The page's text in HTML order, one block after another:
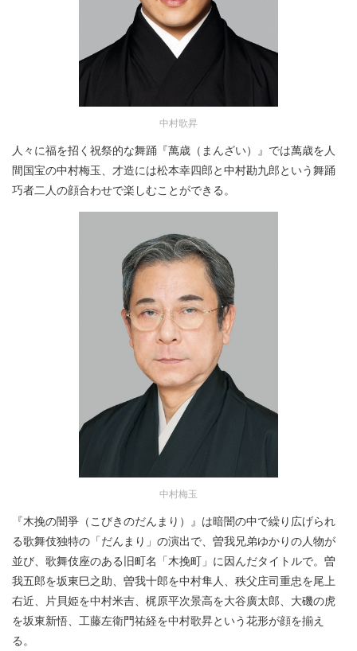
中村歌昇
人々に福を招く祝祭的な舞踊『萬歳（まんざい）』では萬歳を人
間国宝の中村梅玉、才造には松本幸四郎と中村勘九郎という舞踊
巧者二人の顔合わせで楽しむことができる。
中村梅玉
『木挽の闇爭（こびきのだんまり）』は暗闇の中で繰り広げられ
る歌舞伎独特の「だんまり」の演出で、曽我兄弟ゆかりの人物が
並び、歌舞伎座のある旧町名「木挽町」に因んだタイトルで。曽
我五郎を坂東巳之助、曽我十郎を中村隼人、秩父庄司重忠を尾上
右近、片貝姫を中村米吉、梶原平次景高を大谷廣太郎、大磯の虎
を坂東新悟、工藤左衛門祐経を中村歌昇という花形が顔を揃え
る。